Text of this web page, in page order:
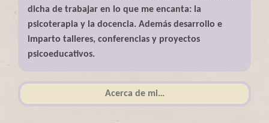
dicha de trabajar en lo que me encanta: la
psicoterapia y la docencia. Además desarrollo e
imparto talleres, conferencias y proyectos
psicoeducativos.
Acerca de mi…